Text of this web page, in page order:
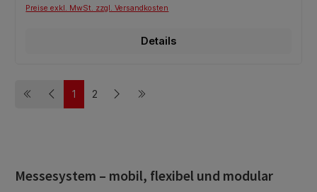
Preise exkl. MwSt. zzgl. Versandkosten
Details
Seite
1
Seite
2
Messesystem – mobil, flexibel und modular